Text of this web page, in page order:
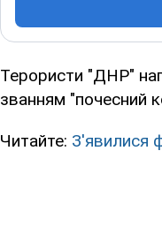
Терористи "ДНР"
званням "почесний
Читайте: З'явилися